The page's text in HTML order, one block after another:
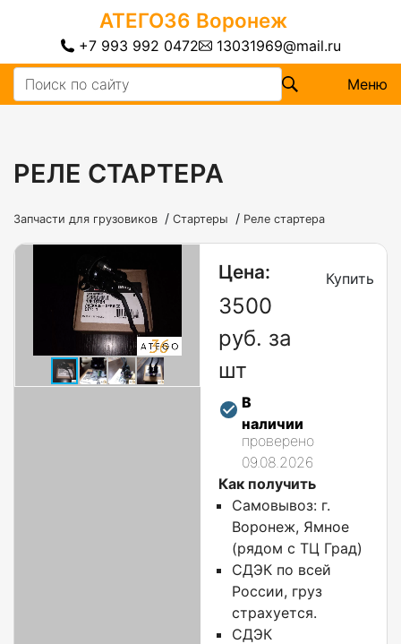
АТЕГО36 Воронеж
+7 993 992 0472 13031969@mail.ru
Меню
РЕЛЕ СТАРТЕРА
Запчасти для грузовиков / Стартеры / Реле стартера
Цена:
3500
руб. за
шт
В
наличии
проверено
09.08.2026
Купить
Как получить
Самовывоз: г.
Воронеж, Ямное
(рядом с ТЦ Град)
СДЭК по всей
России, груз
страхуется.
СДЭК